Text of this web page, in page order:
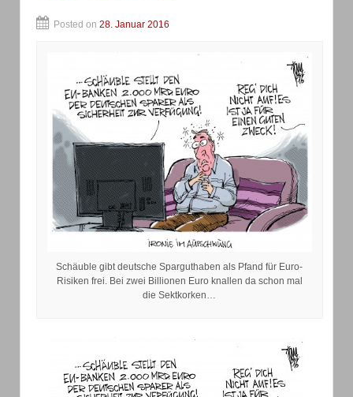
Posted on 28. Januar 2016
Schäuble gibt deutsche Sparguthaben als Pfand für Euro-
Risiken frei. Bei zwei Billionen Euro knallen da schon mal
die Sektkorken…